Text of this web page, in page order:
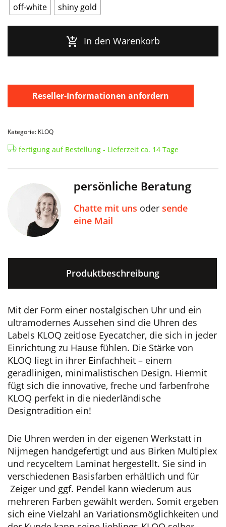
off-white
shiny gold
In den Warenkorb
Reseller-Informationen anfordern
Kategorie: KLOQ
fertigung auf Bestellung - Lieferzeit ca. 14 Tage
persönliche Beratung
Chatte mit uns oder sende
eine Mail
Produktbeschreibung
Mit der Form einer nostalgischen Uhr und ein
ultramodernes Aussehen sind die Uhren des
Labels KLOQ zeitlose Eyecatcher, die sich in jeder
Einrichtung zu Hause fühlen. Die Stärke von
KLOQ liegt in ihrer Einfachheit – einem
geradlinigen, minimalistischen Design. Hiermit
fügt sich die innovative, freche und farbenfrohe
KLOQ perfekt in die niederländische
Designtradition ein!
Die Uhren werden in der eigenen Werkstatt in
Nijmegen handgefertigt und aus Birken Multiplex
und recyceltem Laminat hergestellt. Sie sind in
verschiedenen Basisfarben erhältlich und für
Zeiger und ggf. Pendel kann wiederum aus
mehreren Farben gewählt werden. Somit ergeben
sich eine Vielzahl an Variationsmöglichkeiten und